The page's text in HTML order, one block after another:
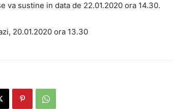
va sustine in data de 22.01.2020 ora 14.30.
20.01.2020 ora 13.30